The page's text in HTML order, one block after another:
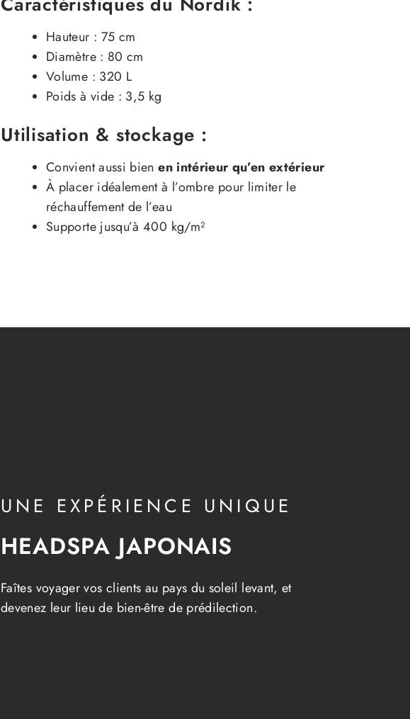
Hauteur : 75 cm
Diamètre : 80 cm
Volume : 320 L
Poids à vide : 3,5 kg
Utilisation & stockage :
Convient aussi bienen intérieur qu’en extérieur
À placer idéalement à l’ombre pour limiter le
réchauffement de l’eau
Supporte jusqu’à 400 kg/m²
UNE EXPÉRIENCE UNIQUE
HEADSPA JAPONAIS
Faîtes voyager vos clients au pays du soleil levant, et
devenez leur lieu de bien-être de prédilection.